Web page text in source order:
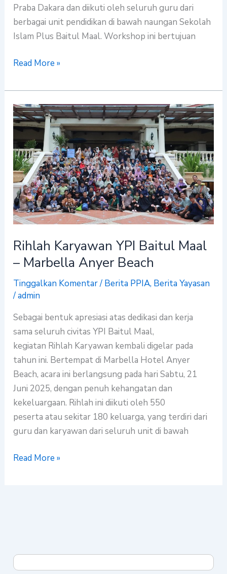
Praba Dakara dan diikuti oleh seluruh guru dari
berbagai unit pendidikan di bawah naungan Sekolah
Islam Plus Baitul Maal. Workshop ini bertujuan
Read More »
Rihlah Karyawan YPI Baitul Maal
– Marbella Anyer Beach
Tinggalkan Komentar/ Berita PPIA, Berita Yayasan
/admin
Sebagai bentuk apresiasi atas dedikasi dan kerja
sama seluruh civitas YPI Baitul Maal,
kegiatan Rihlah Karyawan kembali digelar pada
tahun ini. Bertempat di Marbella Hotel Anyer
Beach, acara ini berlangsung pada hari Sabtu, 21
Juni 2025, dengan penuh kehangatan dan
kekeluargaan. Rihlah ini diikuti oleh 550
peserta atau sekitar 180 keluarga, yang terdiri dari
guru dan karyawan dari seluruh unit di bawah
Rihlah
Karyawan
YPI
Baitul
Maal
–
Marbella
Anyer
Beach
Read More »